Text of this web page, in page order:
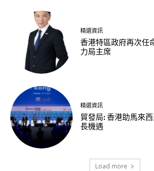
精選資訊
香港特區政府再次任
力局主席
精選資訊
貿發局: 香港助馬來
長機遇
Load more